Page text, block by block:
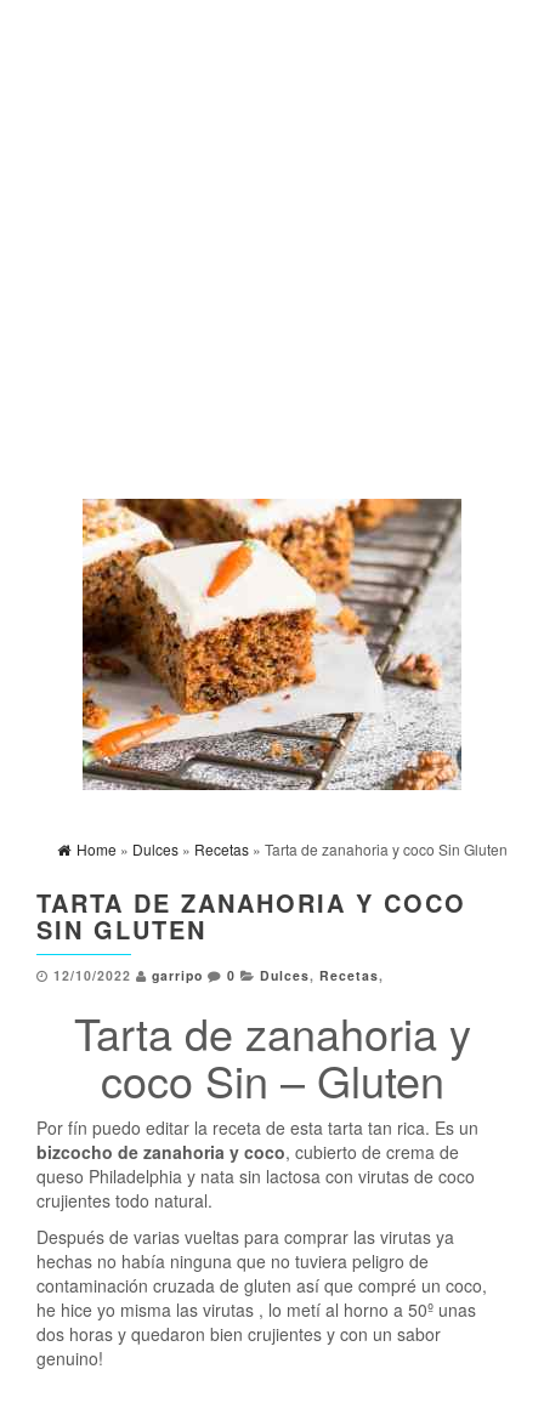
Home » Dulces » Recetas » Tarta de zanahoria y coco Sin Gluten
TARTA DE ZANAHORIA Y COCO
SIN GLUTEN
12/10/2022 garripo 0 Dulces, Recetas,
Tarta de zanahoria y
coco Sin – Gluten
Por fín puedo editar la receta de esta tarta tan rica. Es un
bizcocho de zanahoria y coco, cubierto de crema de
queso Philadelphia y nata sin lactosa con virutas de coco
crujientes todo natural.
Después de varias vueltas para comprar las virutas ya
hechas no había ninguna que no tuviera peligro de
contaminación cruzada de gluten así que compré un coco,
he hice yo misma las virutas , lo metí al horno a 50º unas
dos horas y quedaron bien crujientes y con un sabor
genuino!